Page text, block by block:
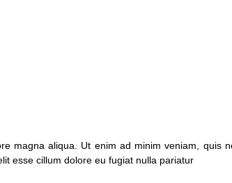
magna aliqua. Ut enim ad minim veniam, quis
esse cillum dolore eu fugiat nulla pariatur